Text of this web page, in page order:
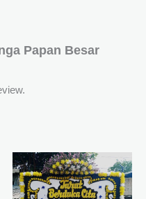
Papan Besar